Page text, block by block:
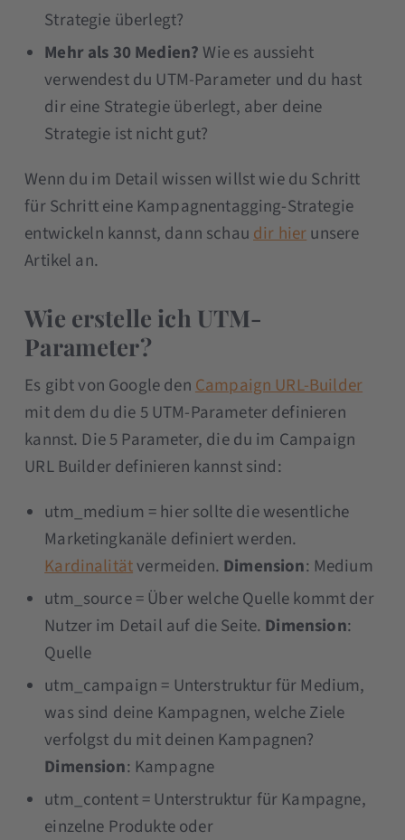
Strategie überlegt?
Mehr als 30 Medien?Wie es aussieht
verwendest du UTM-Parameter und du hast
dir eine Strategie überlegt, aber deine
Strategie ist nicht gut?
Wenn du im Detail wissen willst wie du Schritt
für Schritt eine Kampagnentagging-Strategie
entwickeln kannst, dann schaudir hierunsere
Artikel an.
Wie erstelle ich UTM-
Parameter?
Es gibt von Google denCampaign URL-Builder
mit dem du die 5 UTM-Parameter definieren
kannst. Die 5 Parameter, die du im Campaign
URL Builder definieren kannst sind:
utm_medium = hier sollte die wesentliche
Marketingkanäle definiert werden.
Kardinalitätvermeiden. Dimension: Medium
utm_source = Über welche Quelle kommt der
Nutzer im Detail auf die Seite. Dimension:
Quelle
utm_campaign = Unterstruktur für Medium,
was sind deine Kampagnen, welche Ziele
verfolgst du mit deinen Kampagnen?
Dimension: Kampagne
utm_content = Unterstruktur für Kampagne,
einzelne Produkte oder